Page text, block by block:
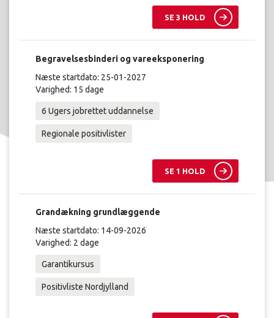
SE 3 HOLD
Begravelsesbinderi og vareeksponering
6 Ugers jobrettet uddannelse
Regionale positivlister
SE 1 HOLD
Næste startdato: 25-01-2027
Varighed: 15 dage
Grandækning grundlæggende
Garantikursus
Positivliste Nordjylland
Næste startdato: 14-09-2026
Varighed: 2 dage